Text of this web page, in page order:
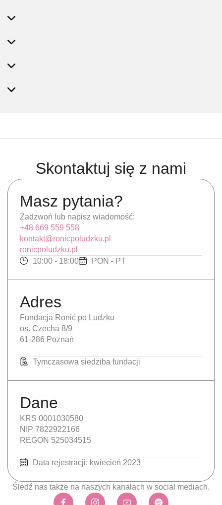
Skontaktuj się z nami
Masz pytania?
Zadzwoń lub napisz wiadomość:
+48 669 559 558
kontakt@ronicpoludzku.pl
ronicpoludzku.pl
10:00 - 18:00
PON - PT
Adres
Fundacja Ronić po Ludzku
os. Czecha 8/9
61-286 Poznań
Tymczasowa siedziba fundacji
Dane
KRS 0001030580
NIP 7822922166
REGON 525034515
Data rejestracji: kwiecień 2023
Śledź nas także na naszych kanałach w social mediach.